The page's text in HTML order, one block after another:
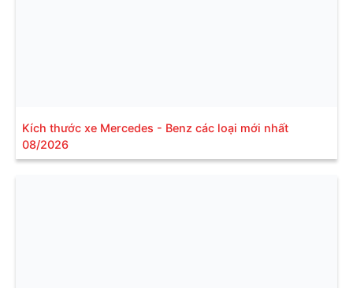
Kích thước xe Mercedes - Benz các loại mới nhất
08/2026